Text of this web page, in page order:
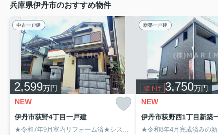
兵庫県伊丹市のおすすめ物件
中古一戸建
2,599万円
NEW
伊丹市荻野4丁目一戸建
新築一戸建
値下げ 3,750万円
NEW
伊丹市荻野西1丁目新築